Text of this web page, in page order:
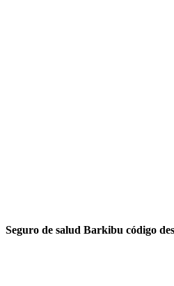
Seguro de salud Barkibu código